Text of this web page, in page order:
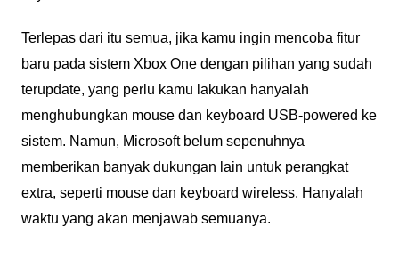
Terlepas dari itu semua, jika kamu ingin mencoba fitur
baru pada sistem Xbox One dengan pilihan yang sudah
terupdate, yang perlu kamu lakukan hanyalah
menghubungkan mouse dan keyboard USB-powered ke
sistem. Namun, Microsoft belum sepenuhnya
memberikan banyak dukungan lain untuk perangkat
extra, seperti mouse dan keyboard wireless. Hanyalah
waktu yang akan menjawab semuanya.